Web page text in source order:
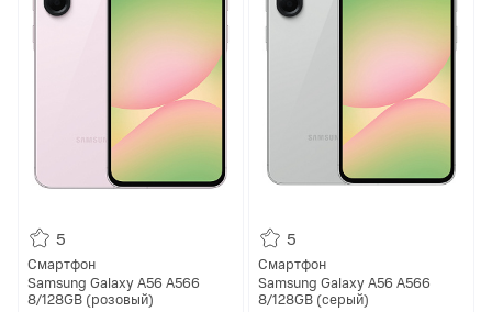
5
Смартфон
Samsung Galaxy A56 A566
8/128GB (розовый)
5
Смартфон
Samsung Galaxy A56 A566
8/128GB (серый)